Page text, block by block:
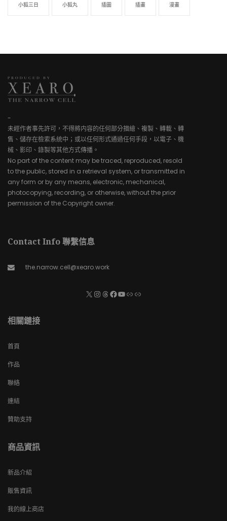
小狐三日 小狐丸 插圖 插畫 漫畫
-
未經作者事先許可，不得將内容的任何部分描繪、複製、轉載、轉
售、儲存在檢索系統中；或以任何形式通過任何手段，以電子、機
械、影印、錄製等其他方式傳播。
No part of the content may be traced, reproduced, resold
to the public, stored in a retrieval system, or transmitted in
any form or by any means, electronic, mechanical,
photocopying, recording, or otherwise, without the prior
permission of the Copyright owner.
Contact Info 聯繫信息
the.narrow.cell@xearo.work
相關鏈接
首頁
作品
聯絡
連結
贊助支持
商品資訊
新品介紹
販售資訊
我的線上商店